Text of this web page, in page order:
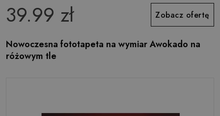
39.99 zł Zobacz ofertę
Nowoczesna fototapeta na wymiar Awokado na
różowym tle